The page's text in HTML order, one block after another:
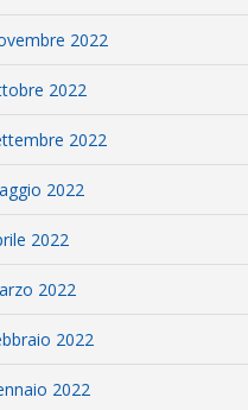
2022
2022
2022
2022
2022
2022
2022
2022